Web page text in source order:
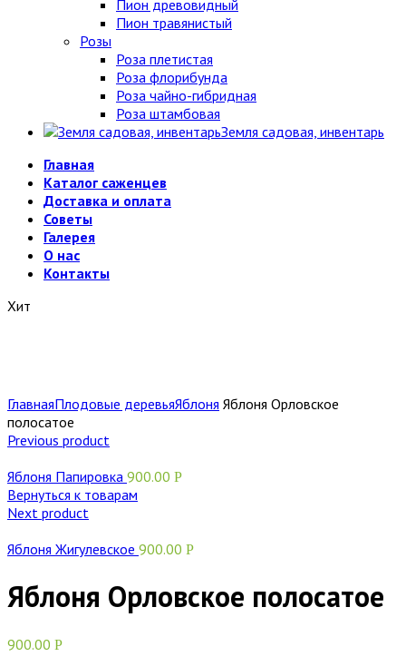
Пион древовидный
Пион травянистый
Розы
Роза плетистая
Роза флорибунда
Роза чайно-гибридная
Роза штамбовая
Земля садовая, инвентарь
Главная
Каталог саженцев
Доставка и оплата
Советы
Галерея
О нас
Контакты
Хит
ГлавнаяПлодовые деревьяЯблоня Яблоня Орловское
полосатое
Previous product
Яблоня Папировка 900.00 Р
Вернуться к товарам
Next product
Яблоня Жигулевское 900.00 Р
Яблоня Орловское полосатое
900.00 Р